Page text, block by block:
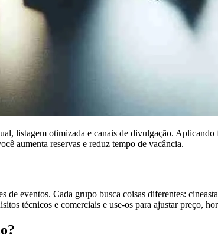
listagem otimizada e canais de divulgação.
aumenta reservas e reduz tempo de vacância.
eventos. Cada grupo busca coisas diferentes:
técnicos e comerciais e use-os para ajustar preço,